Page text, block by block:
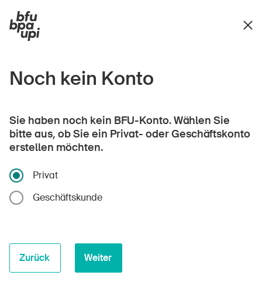
Noch kein Konto
Sie haben noch kein BFU-Konto. Wählen Sie
bitte aus, ob Sie ein Privat- oder Geschäftskonto
erstellen möchten.
Privat
Geschäftskunde
Zurück Weiter